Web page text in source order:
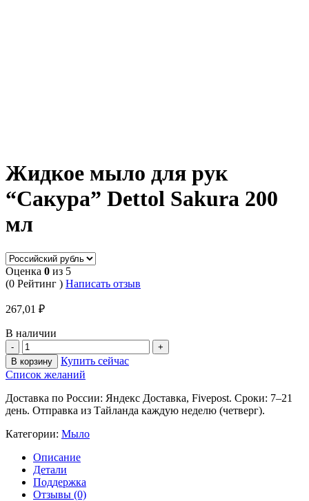
Жидкое мыло для рук
“Сакура” Dettol Sakura 200
мл
Оценка 0 из 5
(0 Рейтинг ) Написать отзыв
267,01 ₽
В наличии
В корзину
Купить сейчас
Список желаний
Доставка по России: Яндекс Доставка, Fivepost. Сроки: 7–21
день. Отправка из Тайланда каждую неделю (четверг).
Категории: Мыло
Описание
Детали
Поддержка
Отзывы (0)